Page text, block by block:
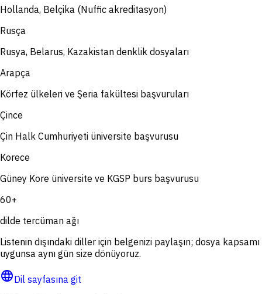
Hollanda, Belçika (Nuffic akreditasyon)
Rusça
Rusya, Belarus, Kazakistan denklik dosyaları
Arapça
Körfez ülkeleri ve Şeria fakültesi başvuruları
Çince
Çin Halk Cumhuriyeti üniversite başvurusu
Korece
Güney Kore üniversite ve KGSP burs başvurusu
60+
dilde tercüman ağı
Listenin dışındaki diller için belgenizi paylaşın; dosya kapsamı
uygunsa aynı gün size dönüyoruz.
languageDil sayfasına git